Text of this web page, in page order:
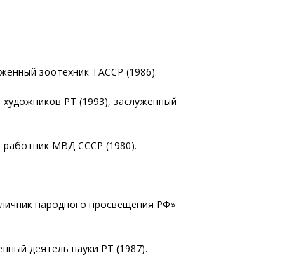
зоотехник ТАССР (1986).
РТ (1993), заслуженный
работник МВД СССР (1980).
народного просвещения РФ»
деятель науки РТ (1987).